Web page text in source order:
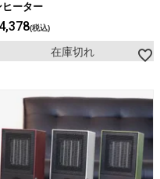
ヒーター
税込
在庫切れ